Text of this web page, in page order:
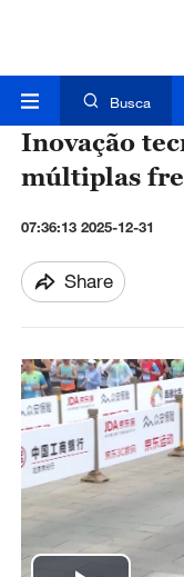
Busca
Inovação
múltiplas
07:36:13 2025-12-31
Share